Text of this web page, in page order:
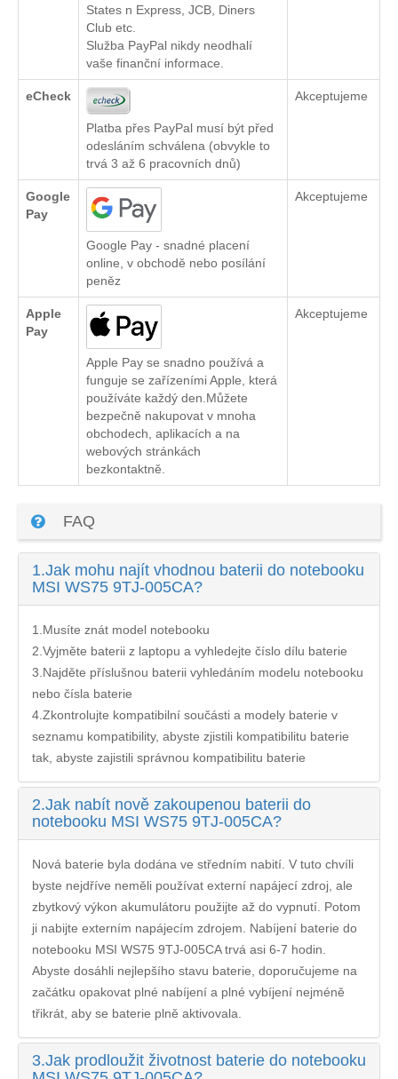
States n Express, JCB, Diners
Club etc.
Služba PayPal nikdy neodhalí
vaše finanční informace.
eCheck
Platba přes PayPal musí být před
odesláním schválena (obvykle to
trvá 3 až 6 pracovních dnů)
Akceptujeme
Google
Pay
Google Pay - snadné placení
online, v obchodě nebo posílání
peněz
Akceptujeme
Apple
Pay
Apple Pay se snadno používá a
funguje se zařízeními Apple, která
používáte každý den.Můžete
bezpečně nakupovat v mnoha
obchodech, aplikacích a na
webových stránkách
bezkontaktně.
Akceptujeme
FAQ
1.Jak mohu najít vhodnou baterii do notebooku
MSI WS75 9TJ-005CA?
1.Musíte znát model notebooku
2.Vyjměte baterii z laptopu a vyhledejte číslo dílu baterie
3.Najděte příslušnou baterii vyhledáním modelu notebooku
nebo čísla baterie
4.Zkontrolujte kompatibilní součásti a modely baterie v
seznamu kompatibility, abyste zjistili kompatibilitu baterie
tak, abyste zajistili správnou kompatibilitu baterie
2.Jak nabít nově zakoupenou baterii do
notebooku MSI WS75 9TJ-005CA?
Nová baterie byla dodána ve středním nabití. V tuto chvíli
byste nejdříve neměli používat externí napájecí zdroj, ale
zbytkový výkon akumulátoru použijte až do vypnutí. Potom
ji nabijte externím napájecím zdrojem. Nabíjení baterie do
notebooku MSI WS75 9TJ-005CAtrvá asi 6-7 hodin.
Abyste dosáhli nejlepšího stavu baterie, doporučujeme na
začátku opakovat plné nabíjení a plné vybíjení nejméně
třikrát, aby se baterie plně aktivovala.
3.Jak prodloužit životnost baterie do notebooku